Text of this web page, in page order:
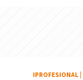
IPROFESIONAL